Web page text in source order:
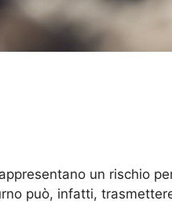
un rischio
può, infatti,